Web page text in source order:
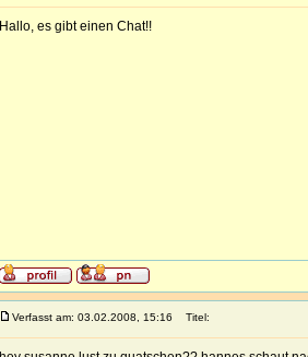
Hallo, es gibt einen Chat!!
Verfasst am: 03.02.2008, 15:16 Titel: